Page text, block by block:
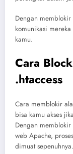
Dengan memblokir
komunikasi
kamu.
Cara
.htaccess
Cara memblokir
bisa kamu akses
Dengan
web Apache,
dimuat sepenuhnya.